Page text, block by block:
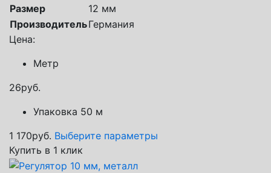
Размер
12 мм
ПроизводительГермания
Цена:
Метр
26руб.
Упаковка 50 м
1 170руб. Выберите параметры
Купить в 1 клик